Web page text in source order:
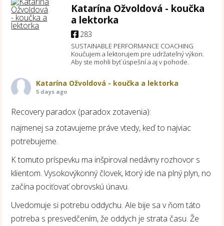
Katarína Ožvoldová - koučka
a lektorka
283
SUSTAINABLE PERFORMANCE COACHING
Koučujem a lektorujem pre udržateľný výkon.
Aby ste mohli byť úspešní a aj v pohode.
Katarína Ožvoldová - koučka a lektorka
5 days ago
Recovery paradox (paradox zotavenia):
najmenej sa zotavujeme práve vtedy, keď to najviac
potrebujeme.
K tomuto príspevku ma inšpiroval nedávny rozhovor s
klientom. Vysokovýkonný človek, ktorý ide na plný plyn, no
začína pociťovať obrovskú únavu.
Uvedomuje si potrebu oddychu. Ale bije sa v ňom táto
potreba s presvedčením, že oddych je strata času. Že